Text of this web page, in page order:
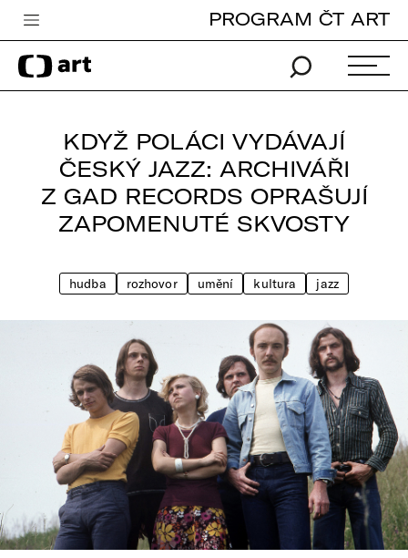
Česká televize
Zpravodajství
iVysílání
TV program
Pro děti
PROGRAM ČT ART
KDYŽ POLÁCI VYDÁVAJÍ
ČESKÝ JAZZ: ARCHIVÁŘI
Z GAD RECORDS OPRAŠUJÍ
ZAPOMENUTÉ SKVOSTY
hudba rozhovor umění kultura jazz